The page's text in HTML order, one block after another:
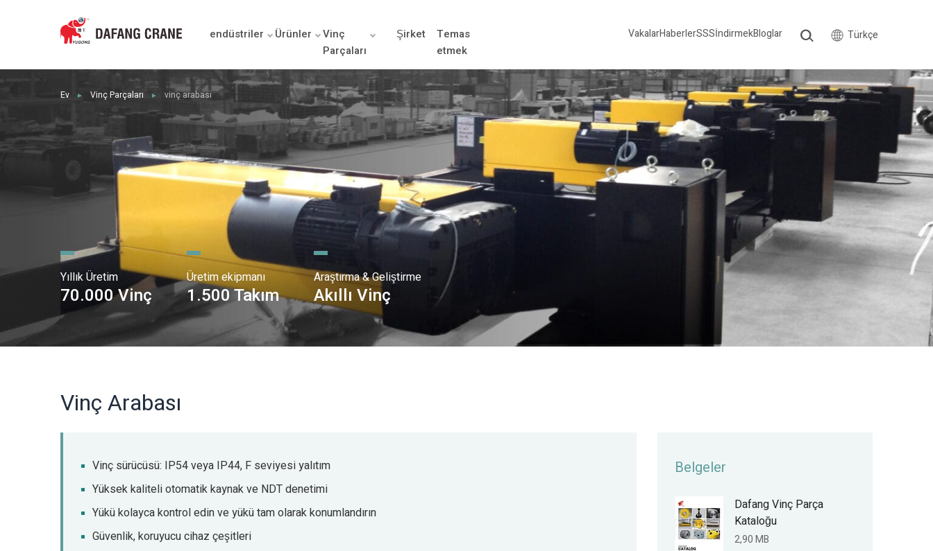
endüstriler Ürünler
Vinç
Parçaları
Şirket
Temas
etmek
VakalarHaberlerSSSİndirmekBloglar Türkçe
Ev ► Vinç Parçaları ► vinç arabası
Yıllık Üretim
70.000 Vinç
Üretim ekipmanı
1.500 Takım
Araştırma & Geliştirme
Akıllı Vinç
Vinç Arabası
Vinç sürücüsü: IP54 veya IP44, F seviyesi yalıtım
Yüksek kaliteli otomatik kaynak ve NDT denetimi
Yükü kolayca kontrol edin ve yükü tam olarak konumlandırın
Güvenlik, koruyucu cihaz çeşitleri
Belgeler
Dafang Vinç Parça
Kataloğu
2,90 MB